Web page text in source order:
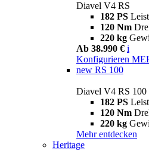
Diavel V4 RS
182 PS
120 Nm
220 kg
Ab 38.990 € i
Konfigurieren
new RS 100
Diavel V4 RS 100
182 PS
120 Nm
220 kg
Mehr entdecken
Heritage